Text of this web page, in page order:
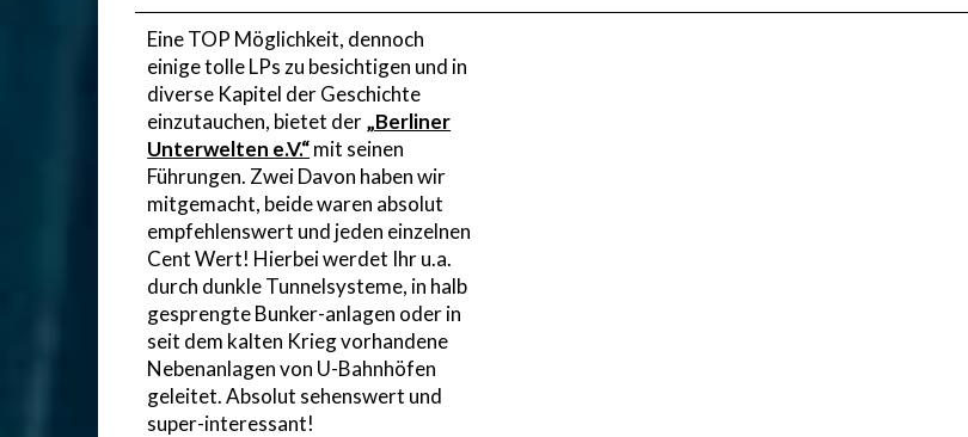
Eine TOP Möglichkeit, dennoch
einige tolle LPs zu besichtigen und in
diverse Kapitel der Geschichte
einzutauchen, bietet der„Berliner
Unterwelten e.V.“mit seinen
Führungen. Zwei Davon haben wir
mitgemacht, beide waren absolut
empfehlenswert und jeden einzelnen
Cent Wert! Hierbei werdet Ihr u.a.
durch dunkle Tunnelsysteme, in halb
gesprengte Bunker-anlagen oder in
seit dem kalten Krieg vorhandene
Nebenanlagen von U-Bahnhöfen
geleitet. Absolut sehenswert und
super-interessant!